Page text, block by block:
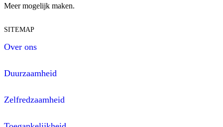
Meer mogelijk maken.
SITEMAP
Over ons
Duurzaamheid
Zelfredzaamheid